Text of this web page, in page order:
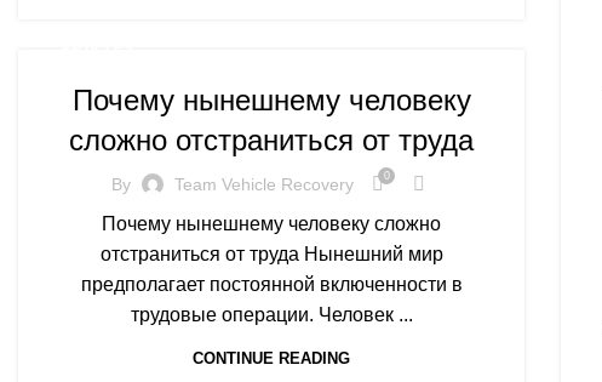
Почему нынешнему человеку
сложно отстраниться от труда
By Team Vehicle Recovery 0
Почему нынешнему человеку сложно
отстраниться от труда Нынешний мир
предполагает постоянной включенности в
трудовые операции. Человек ...
CONTINUE READING